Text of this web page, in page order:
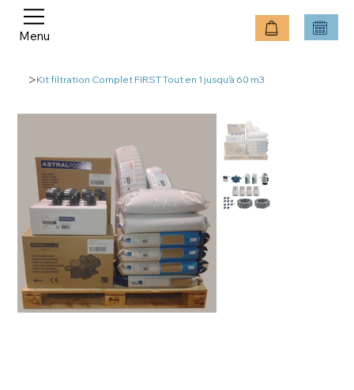
Menu
>Kit filtration Complet FIRST Tout en 1 jusqu'à 60 m3